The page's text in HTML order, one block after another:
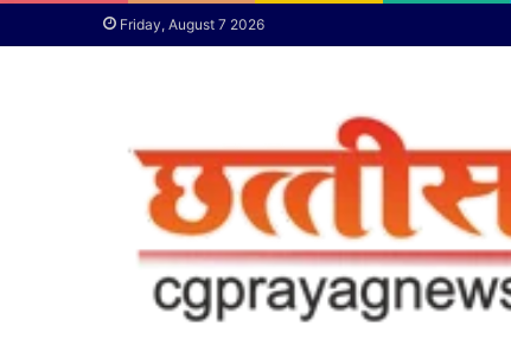
Friday, August 7 2026